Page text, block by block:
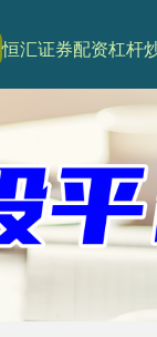
恒汇证券配资杠杆